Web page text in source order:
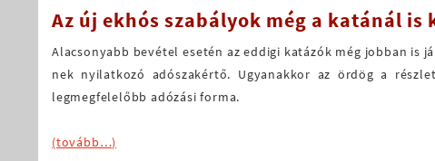
Az új ekhós szabályok még a katánál is
Alacsonyabb bevétel esetén az eddigi katázók még jobban is
nek nyilatkozó adószakértő. Ugyanakkor az ördög a
legmegfelelőbb adózási forma.
(tovább…)